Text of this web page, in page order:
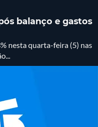
balanço e gastos
nesta quarta-feira (5) nas